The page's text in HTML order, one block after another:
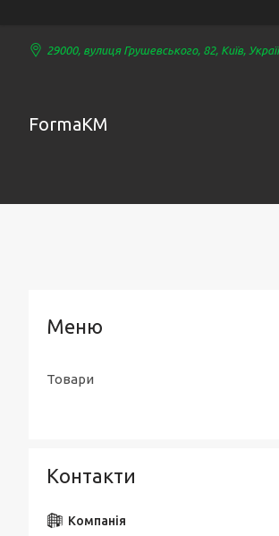
29000, вулиця Грушевського, 82, Київ,
FormaKM
Товари
Контакти